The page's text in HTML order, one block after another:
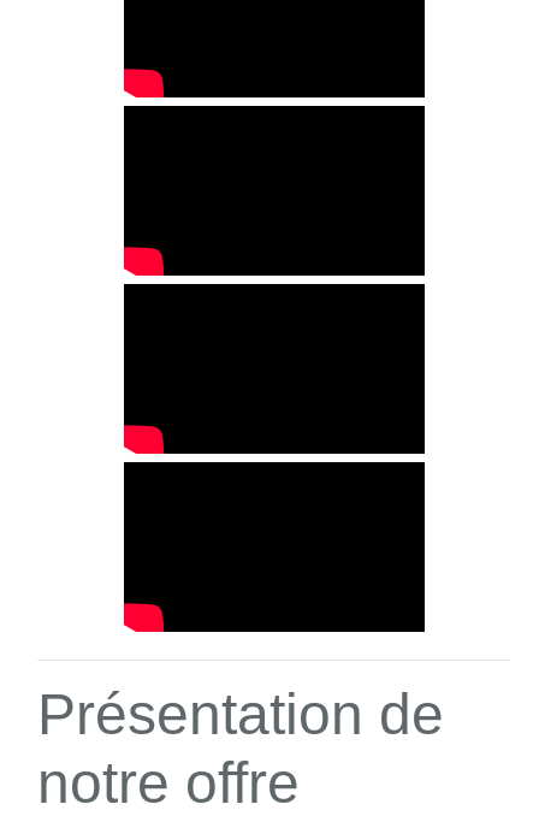
Présentation de
notre offre